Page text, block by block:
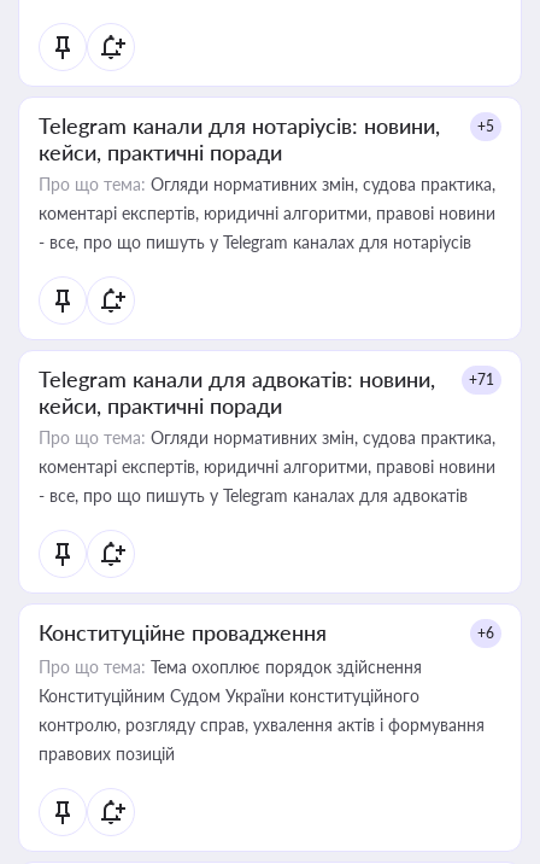
Telegram канали для нотаріусів: новини,
кейси, практичні поради
+5
Про що тема: Огляди нормативних змін, судова практика,
коментарі експертів, юридичні алгоритми, правові новини
- все, про що пишуть у Telegram каналах для нотаріусів
Telegram канали для адвокатів: новини,
кейси, практичні поради
+71
Про що тема: Огляди нормативних змін, судова практика,
коментарі експертів, юридичні алгоритми, правові новини
- все, про що пишуть у Telegram каналах для адвокатів
Конституційне провадження +6
Про що тема: Тема охоплює порядок здійснення
Конституційним Судом України конституційного
контролю, розгляду справ, ухвалення актів і формування
правових позицій